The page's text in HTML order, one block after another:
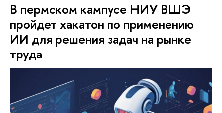
В пермском кампусе НИУ ВШЭ
пройдет хакатон по применению
ИИ для решения задач на рынке
труда